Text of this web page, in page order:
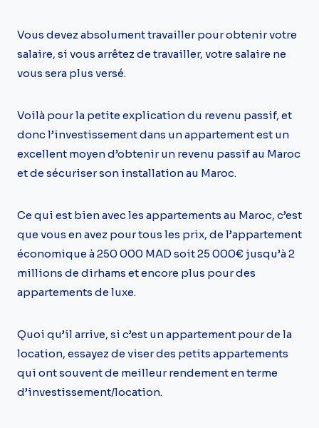
Vous devez absolument travailler pour obtenir votre
salaire, si vous arrêtez de travailler, votre salaire ne
vous sera plus versé.
Voilà pour la petite explication du revenu passif, et
donc l’investissement dans un appartement est un
excellent moyen d’obtenir un revenu passif au Maroc
et de sécuriser son installation au Maroc.
Ce qui est bien avec les appartements au Maroc, c’est
que vous en avez pour tous les prix, de l’appartement
économique à 250 000 MAD soit 25 000€ jusqu’à 2
millions de dirhams et encore plus pour des
appartements de luxe.
Quoi qu’il arrive, si c’est un appartement pour de la
location, essayez de viser des petits appartements
qui ont souvent de meilleur rendement en terme
d’investissement/location.